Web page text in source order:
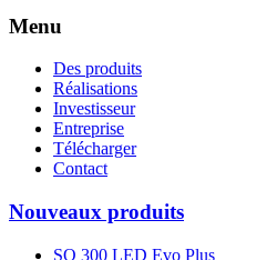
Menu
Des produits
Réalisations
Investisseur
Entreprise
Télécharger
Contact
Nouveaux produits
SQ 300 LED Evo Plus